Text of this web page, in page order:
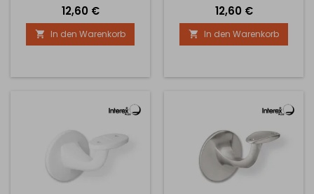
Preis
12,60 €
 In den Warenkorb
Preis
12,60 €
 In den Warenkorb